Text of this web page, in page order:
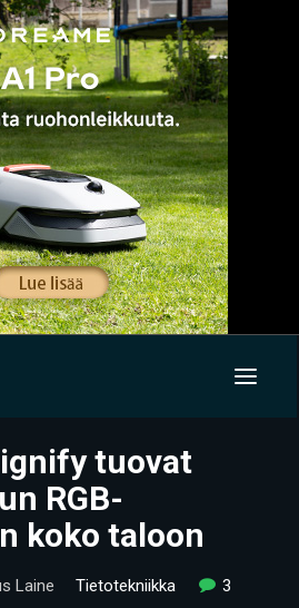
tuovat
RGB-
koko taloon
Laine Tietotekniikka 3